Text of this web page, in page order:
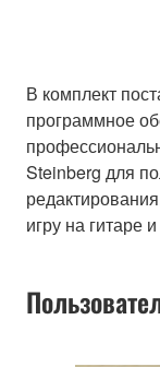
В комплект
программное
Steinberg для
игру на гитаре